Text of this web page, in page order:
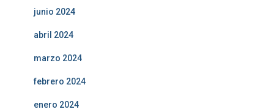
junio 2024
abril 2024
marzo 2024
febrero 2024
enero 2024